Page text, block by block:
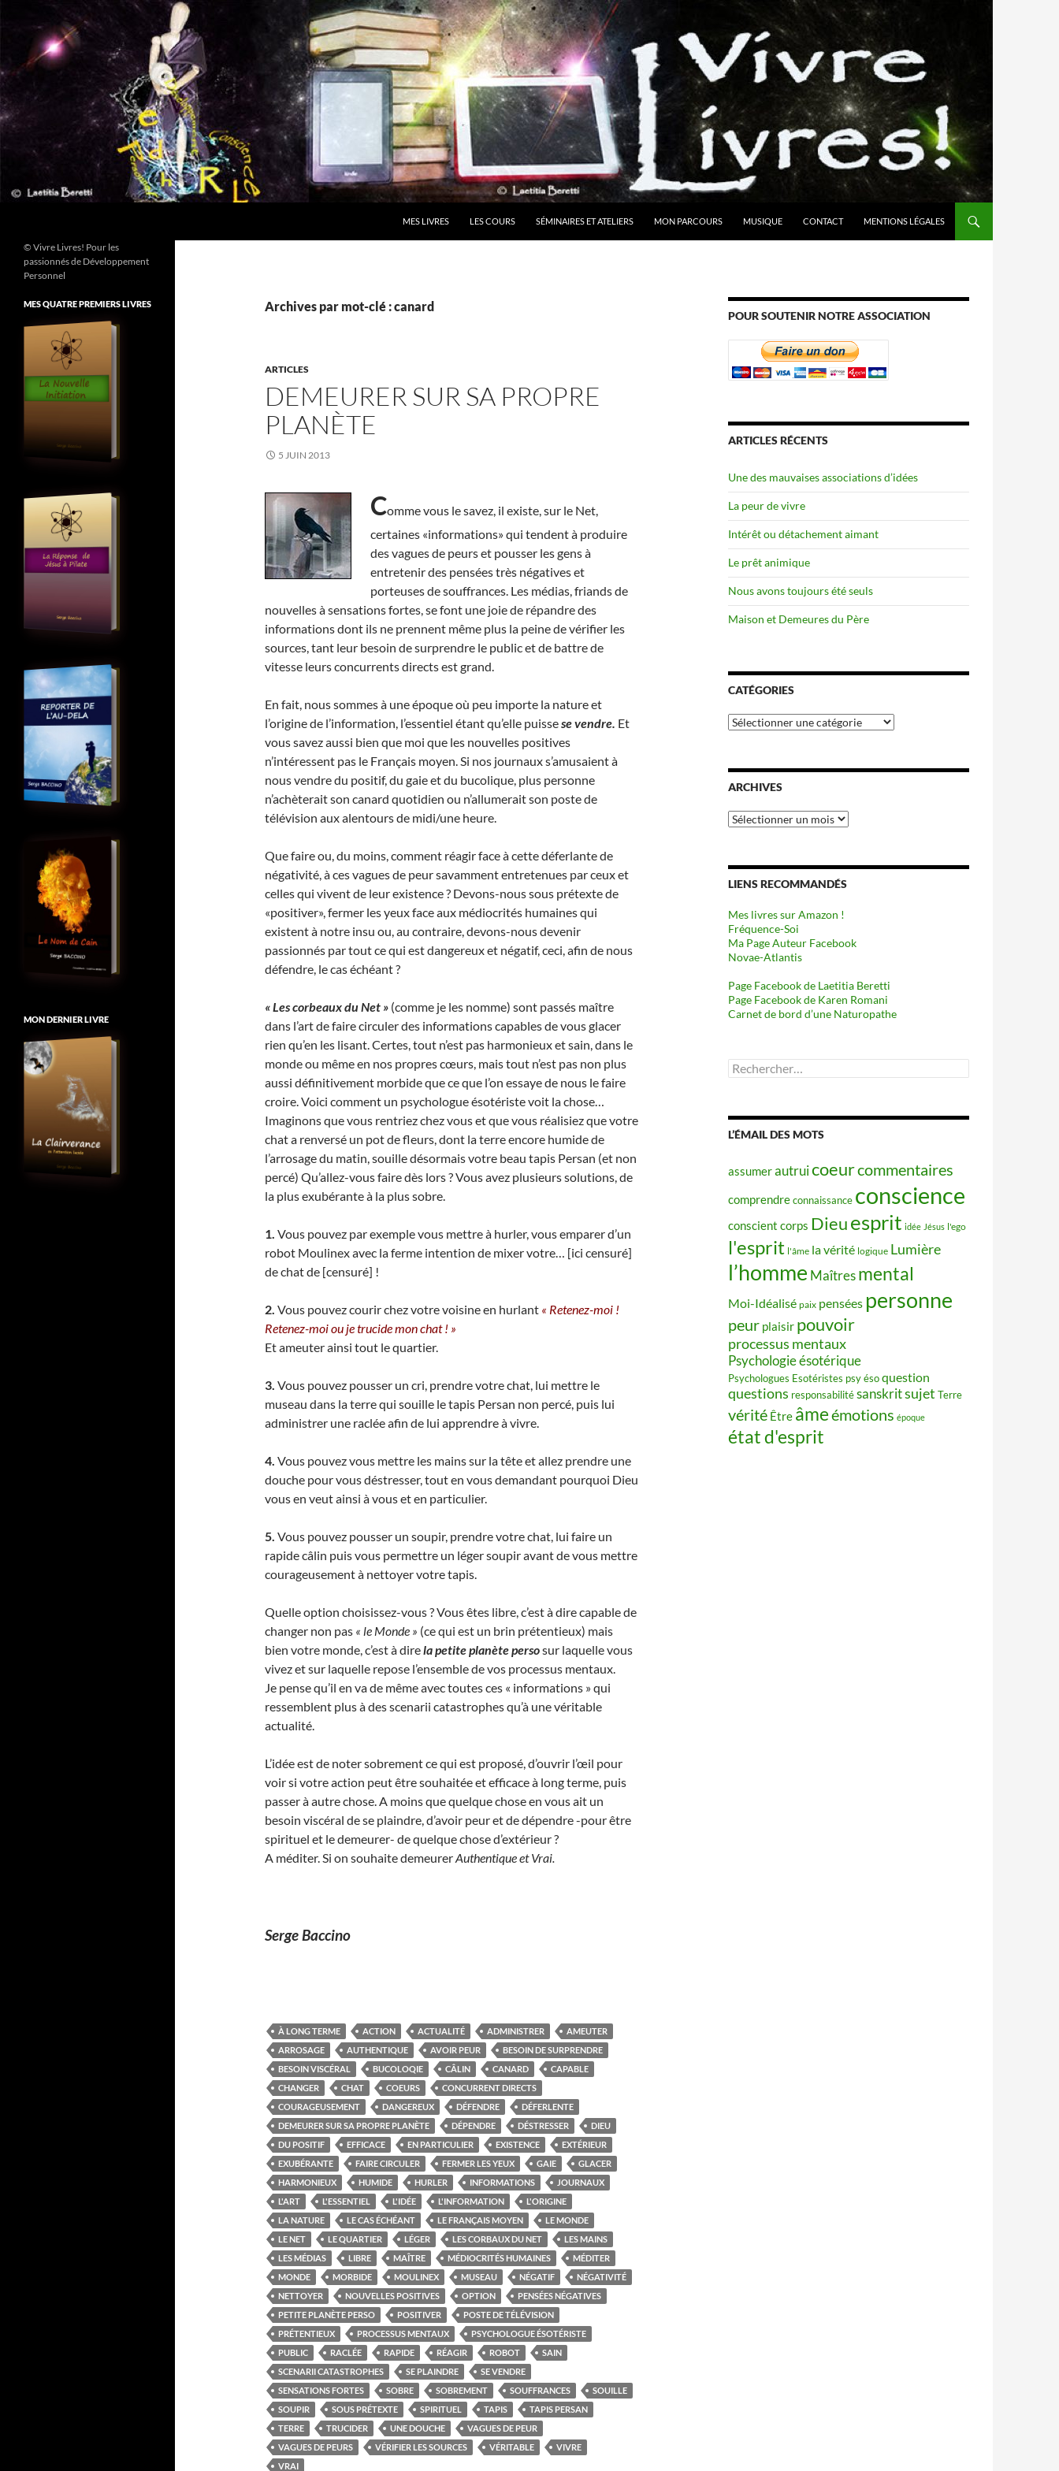
contenu
MES LIVRES LES COURS SÉMINAIRES ET ATELIERS MON PARCOURS MUSIQUE CONTACT MENTIONS LÉGALES
Archives par mot-clé : canard
ARTICLES
DEMEURER SUR SA PROPRE
PLANÈTE
5 JUIN 2013
Comme vous le savez, il existe, sur le Net,
certaines «informations» qui tendent à produire
des vagues de peurs et pousser les gens à
entretenir des pensées très négatives et
porteuses de souffrances. Les médias, friands de
nouvelles à sensations fortes, se font une joie de répandre des
informations dont ils ne prennent même plus la peine de vérifier les
sources, tant leur besoin de surprendre le public et de battre de
vitesse leurs concurrents directs est grand.
En fait, nous sommes à une époque où peu importe la nature et
l’origine de l’information, l’essentiel étant qu’elle puissese vendre. Et
vous savez aussi bien que moi que les nouvelles positives
n’intéressent pas le Français moyen. Si nos journaux s’amusaient à
nous vendre du positif, du gaie et du bucolique, plus personne
n’achèterait son canard quotidien ou n’allumerait son poste de
télévision aux alentours de midi/une heure.
Que faire ou, du moins, comment réagir face à cette déferlante de
négativité, à ces vagues de peur savamment entretenues par ceux et
celles qui vivent de leur existence ? Devons-nous sous prétexte de
«positiver», fermer les yeux face aux médiocrités humaines qui
existent à notre insu ou, au contraire, devons-nous devenir
passionnés par tout ce qui est dangereux et négatif, ceci, afin de nous
défendre, le cas échéant ?
« Les corbeaux du Net » (comme je les nomme) sont passés maître
dans l’art de faire circuler des informations capables de vous glacer
rien qu’en les lisant. Certes, tout n’est pas harmonieux et sain, dans le
monde ou même en nos propres cœurs, mais tout n’est pas non plus
aussi définitivement morbide que ce que l’on essaye de nous le faire
croire. Voici comment un psychologue ésotériste voit la chose…
Imaginons que vous rentriez chez vous et que vous réalisiez que votre
chat a renversé un pot de fleurs, dont la terre encore humide de
l’arrosage du matin, souille désormais votre beau tapis Persan (et non
percé) Qu’allez-vous faire dès lors ? Vous avez plusieurs solutions, de
la plus exubérante à la plus sobre.
1. Vous pouvez par exemple vous mettre à hurler, vous emparer d’un
robot Moulinex avec la ferme intention de mixer votre… [ici censuré]
de chat de [censuré] !
2. Vous pouvez courir chez votre voisine en hurlant « Retenez-moi !
Retenez-moi ou je trucide mon chat ! »
Et ameuter ainsi tout le quartier.
3. Vous pouvez pousser un cri, prendre votre chat, lui mettre le
museau dans la terre qui souille le tapis Persan non percé, puis lui
administrer une raclée afin de lui apprendre à vivre.
4. Vous pouvez vous mettre les mains sur la tête et allez prendre une
douche pour vous déstresser, tout en vous demandant pourquoi Dieu
vous en veut ainsi à vous et en particulier.
5. Vous pouvez pousser un soupir, prendre votre chat, lui faire un
rapide câlin puis vous permettre un léger soupir avant de vous mettre
courageusement à nettoyer votre tapis.
Quelle option choisissez-vous ? Vous êtes libre, c’est à dire capable de
changer non pas « le Monde » (ce qui est un brin prétentieux) mais
bien votre monde, c’est à direla petite planète persosur laquelle vous
vivez et sur laquelle repose l’ensemble de vos processus mentaux.
Je pense qu’il en va de même avec toutes ces « informations » qui
ressemblent plus à des scenarii catastrophes qu’à une véritable
actualité.
L’idée est de noter sobrement ce qui est proposé, d’ouvrir l’œil pour
voir si votre action peut être souhaitée et efficace à long terme, puis
passer à autre chose. A moins que quelque chose en vous ait un
besoin viscéral de se plaindre, d’avoir peur et de dépendre -pour être
spirituel et le demeurer- de quelque chose d’extérieur ?
A méditer. Si on souhaite demeurerAuthentique et Vrai.
Serge Baccino
À LONG TERME ACTION ACTUALITÉ ADMINISTRER
AMEUTER
ARROSAGE
AUTHENTIQUE AVOIR PEUR
BESOIN DE SURPRENDRE
BESOIN VISCÉRAL
BUCOLOQIE CÂLIN CANARD
CAPABLE
CHANGER
CHAT COEURS
CONCURRENT DIRECTS
COURAGEUSEMENT
DANGEREUX DÉFENDRE
DÉFERLENTE
DEMEURER SUR SA PROPRE PLANÈTE
DÉPENDRE DÉSTRESSER
DIEU
DU POSITIF
EFFICACE EN PARTICULIER EXISTENCE
EXTÉRIEUR
EXUBÉRANTE
FAIRE CIRCULER FERMER LES YEUX GAIE
GLACER
HARMONIEUX
HUMIDE HURLER INFORMATIONS
JOURNAUX
L'ART
L'ESSENTIEL L'IDÉE L'INFORMATION
L'ORIGINE
LA NATURE
LE CAS ÉCHÉANT LE FRANÇAIS MOYEN
LE MONDE
LE NET
LE QUARTIER LÉGER LES CORBAUX DU NET
LES MAINS
LES MÉDIAS
LIBRE MAÎTRE MÉDIOCRITÉS HUMAINES
MÉDITER
MONDE
MORBIDE MOULINEX MUSEAU NÉGATIF
NÉGATIVITÉ
NETTOYER
NOUVELLES POSITIVES OPTION
PENSÉES NÉGATIVES
PETITE PLANÈTE PERSO
POSITIVER
POSTE DE TÉLÉVISION
PRÉTENTIEUX
PROCESSUS MENTAUX
PSYCHOLOGUE ÉSOTÉRISTE
PUBLIC
RACLÉE RAPIDE RÉAGIR ROBOT
SAIN
SCENARII CATASTROPHES
SE PLAINDRE
SE VENDRE
SENSATIONS FORTES
SOBRE SOBREMENT SOUFFRANCES
SOUILLE
SOUPIR
SOUS PRÉTEXTE SPIRITUEL TAPIS
TAPIS PERSAN
TERRE
TRUCIDER UNE DOUCHE
VAGUES DE PEUR
VAGUES DE PEURS
VÉRIFIER LES SOURCES VÉRITABLE
VIVRE
VRAI
POUR SOUTENIR NOTRE ASSOCIATION
ARTICLES RÉCENTS
Une des mauvaises associations d’idées
La peur de vivre
Intérêt ou détachement aimant
Le prêt animique
Nous avons toujours été seuls
Maison et Demeures du Père
CATÉGORIES
Catégories
ARCHIVES
Archives
LIENS RECOMMANDÉS
Mes livres sur Amazon !
Fréquence-Soi
Ma Page Auteur Facebook
Novae-Atlantis
Page Facebook de Laetitia Beretti
Page Facebook de Karen Romani
Carnet de bord d’une Naturopathe
Rechercher :
L’ÉMAIL DES MOTS
assumerautruicoeurcommentaires
comprendreconnaissance conscience
conscient corps Dieuesprit idée Jésus l'ego
l'esprit l'âme la vérité logique Lumière
l’homme Maîtres mental
Moi-Idéalisé paix pensées personne
peur plaisir pouvoir
processus mentaux
Psychologie ésotérique
Psychologues Esotéristes psy ésoquestion
questions responsabilitésanskritsujet Terre
vérité Être âmeémotions époque
état d'esprit
© Vivre Livres! Pour les
passionnés de Développement
Personnel
MES QUATRE PREMIERS LIVRES
MON DERNIER LIVRE